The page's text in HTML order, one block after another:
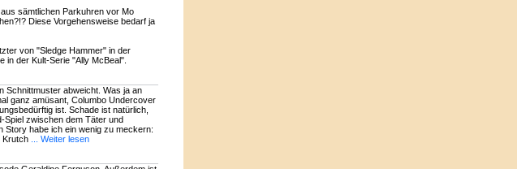
sämtlichen Parkuhren vor Mo
Diese Vorgehensweise bedarf ja
von "Sledge Hammer" in der
in der Kult-Serie "Ally McBeal".
Schnittmuster abweicht. Was ja an
ganz amüsant, Columbo Undercover
ist. Schade ist natürlich,
zwischen dem Täter und
Story habe ich ein wenig zu meckern:
Krutch
... Weiter lesen